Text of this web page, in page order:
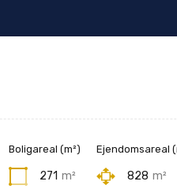
Boligareal (m²)
271 m²
Ejendomsareal
828 m²